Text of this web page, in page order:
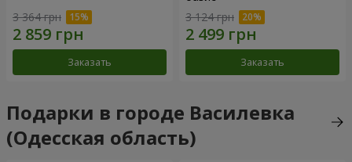
3 364 грн
Заказать
3 124 грн
Заказать
Подарки в городе Василевка
(Одесская область)